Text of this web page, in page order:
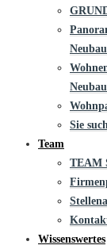
Sie
Team
TEAM
Wissenswertes